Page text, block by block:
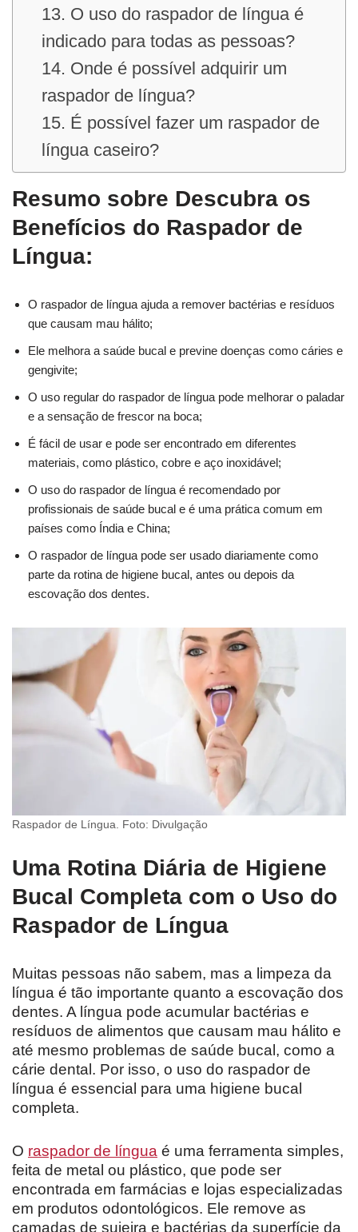
13. O uso do raspador de língua é
indicado para todas as pessoas?
14. Onde é possível adquirir um
raspador de língua?
15. É possível fazer um raspador de
língua caseiro?
Resumo sobre Descubra os
Benefícios do Raspador de
Língua:
O raspador de língua ajuda a remover bactérias e resíduos
que causam mau hálito;
Ele melhora a saúde bucal e previne doenças como cáries e
gengivite;
O uso regular do raspador de língua pode melhorar o paladar
e a sensação de frescor na boca;
É fácil de usar e pode ser encontrado em diferentes
materiais, como plástico, cobre e aço inoxidável;
O uso do raspador de língua é recomendado por
profissionais de saúde bucal e é uma prática comum em
países como Índia e China;
O raspador de língua pode ser usado diariamente como
parte da rotina de higiene bucal, antes ou depois da
escovação dos dentes.
Raspador de Língua. Foto: Divulgação
Uma Rotina Diária de Higiene
Bucal Completa com o Uso do
Raspador de Língua
Muitas pessoas não sabem, mas a limpeza da
língua é tão importante quanto a escovação dos
dentes. A língua pode acumular bactérias e
resíduos de alimentos que causam mau hálito e
até mesmo problemas de saúde bucal, como a
cárie dental. Por isso, o uso do raspador de
língua é essencial para uma higiene bucal
completa.
O raspador de língua é uma ferramenta simples,
feita de metal ou plástico, que pode ser
encontrada em farmácias e lojas especializadas
em produtos odontológicos. Ele remove as
camadas de sujeira e bactérias da superfície da